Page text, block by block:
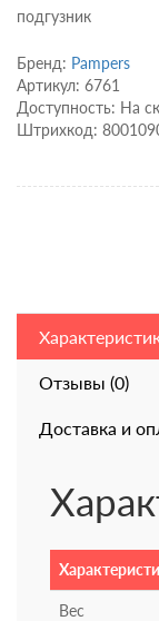
подгузник
Бренд: Pampers
Артикул: 6761
Доступность: На
Штрихкод:
Отзывы (0)
Доставка и
Вес